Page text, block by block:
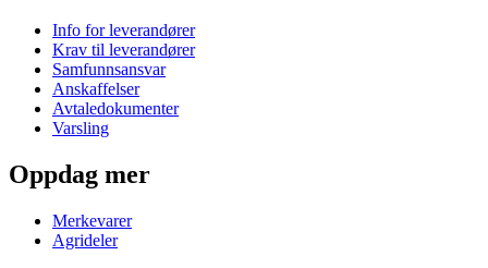
Info for leverandører
Krav til leverandører
Samfunnsansvar
Anskaffelser
Avtaledokumenter
Varsling
Oppdag mer
Merkevarer
Agrideler